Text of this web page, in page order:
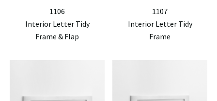
1106
Interior Letter Tidy
Frame & Flap
1107
Interior Letter Tidy
Frame